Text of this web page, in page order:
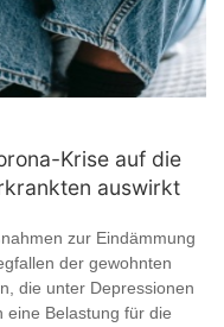
Krise auf die
auswirkt
zur Eindämmung
der gewohnten
die unter Depressionen
eine Belastung für die